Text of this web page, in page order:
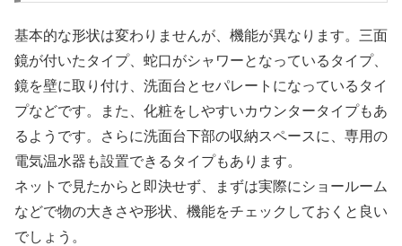
基本的な形状は変わりませんが、機能が異なります。三面
鏡が付いたタイプ、蛇口がシャワーとなっているタイプ、
鏡を壁に取り付け、洗面台とセパレートになっているタイ
プなどです。また、化粧をしやすいカウンタータイプもあ
るようです。さらに洗面台下部の収納スペースに、専用の
電気温水器も設置できるタイプもあります。
ネットで見たからと即決せず、まずは実際にショールーム
などで物の大きさや形状、機能をチェックしておくと良い
でしょう。